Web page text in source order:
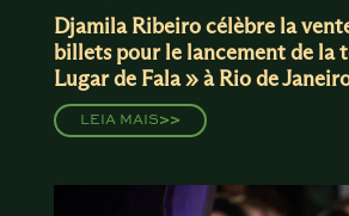
Djamila Ribeiro célèbre la
billets pour le lancement de la
Lugar de Fala » à Rio de
LEIA MAIS>>